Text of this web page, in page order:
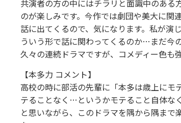
共演者の方の中にはチラリと面識中のある
のが楽しみです。今作では劇団や美大に関
話に出てくるので、気になります。私が演
ういう形で話に関わってくるのか…まだ今
久々の連続ドラマですが、コメディー色も
【本多力 コメント】
高校の時に部活の先輩に「本多は歳上にモ
テることなく…というかモテること自体な
と思いながら、このドラマを隅から隅ま